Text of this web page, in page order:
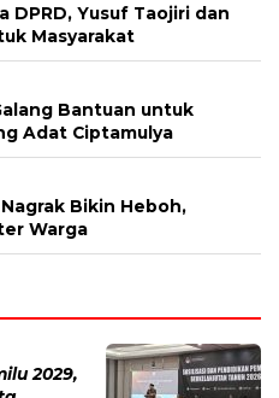
DPRD, Yusuf Taojiri dan
Masyarakat
Bantuan untuk
Adat Ciptamulya
Bikin Heboh,
Warga
2029,